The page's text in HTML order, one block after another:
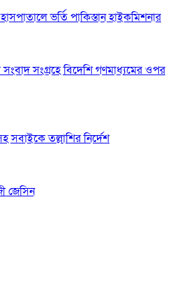
ভর্তি পাকিস্তান হাইকমিশনার
সংবাদ সংগ্রহে বিদেশি গণমাধ্যমের ওপর
তল্লাশির নির্দেশ
জেসিন